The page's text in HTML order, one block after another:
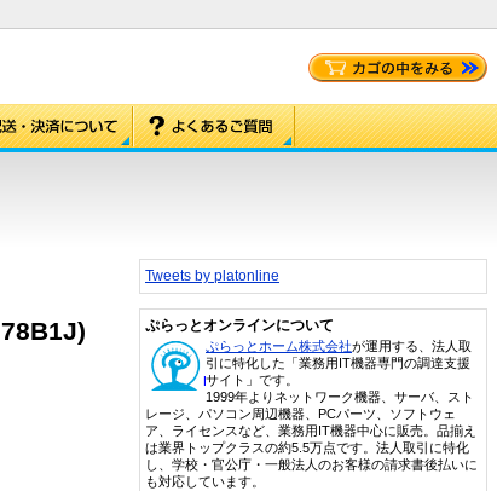
Tweets by platonline
ぷらっとオンラインについて
ぷらっとホーム株式会社が運用する、法人取
引に特化した「業務用IT機器専門の調達支援
サイト」です。
1999年よりネットワーク機器、サーバ、スト
レージ、パソコン周辺機器、PCパーツ、ソフトウェ
ア、ライセンスなど、業務用IT機器中心に販売。品揃え
は業界トップクラスの約5.5万点です。法人取引に特化
し、学校・官公庁・一般法人のお客様の請求書後払いに
も対応しています。